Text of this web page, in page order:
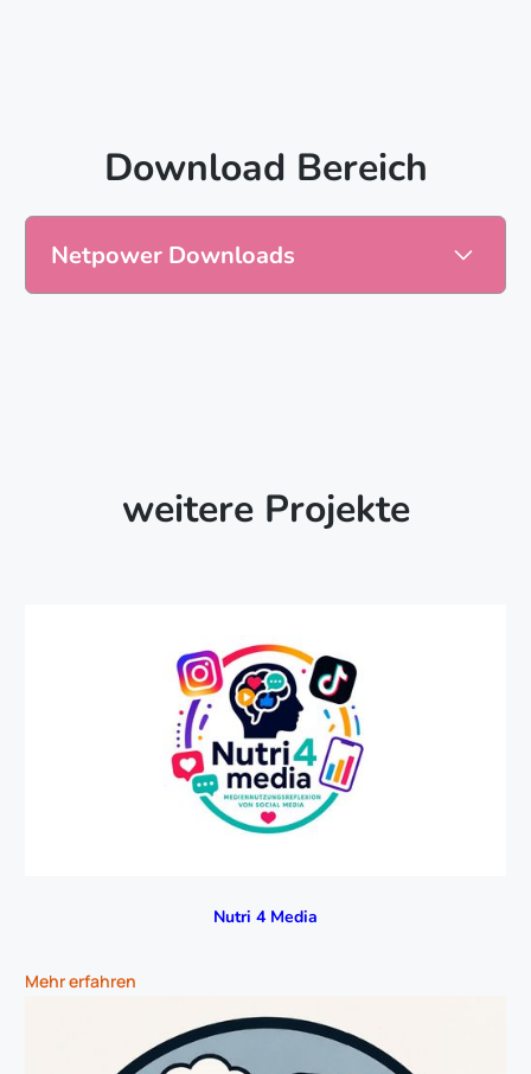
Download Bereich
Netpower Downloads
Jetzt herunterladen
Fomo Box
Arbeitsblatt
Jetzt herunterladen
weitere Projekte
Nutri 4 Media
Mehr erfahren